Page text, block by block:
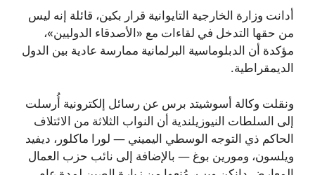
أدانت وزارة الخارجية التايوانية قرار بكين، قائلة إنه ليس
من حقها التدخل في لقاءات مع «الأصدقاء الدوليين»،
مؤكدة أن الدبلوماسية البرلمانية ممارسة عادية بين الدول
الديمقراطية.
ونقلت وكالة أسوشيتد برس عن رسائل إلكترونية أُرسلت
إلى السلطات النيوزيلندية أن النواب الثلاثة من الائتلاف
الحاكم ذي التوجه الوسطي اليميني — لورا ماكلور، ديفيد
ويلسون، ومورين بوغ — بالإضافة إلى نائب حزب العمال